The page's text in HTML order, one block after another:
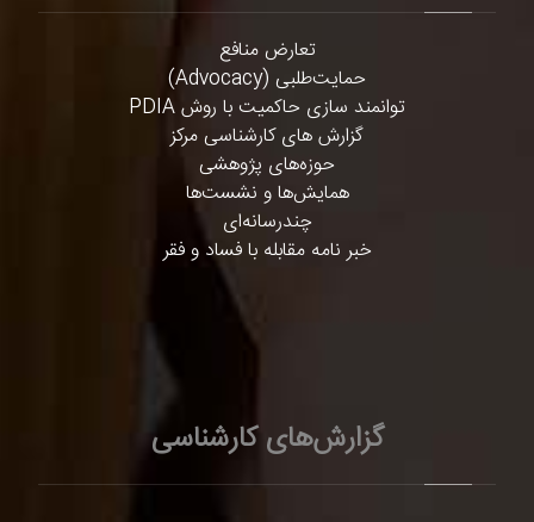
تعارض منافع
حمایت‌طلبی (Advocacy)
توانمند سازی حاکمیت با روش PDIA
گزارش های کارشناسی مرکز
حوزه‌های پژوهشی
همایش‌ها و نشست‌ها
چندرسانه‌ای
خبر نامه مقابله با فساد و فقر
گزارش‌های کارشناسی